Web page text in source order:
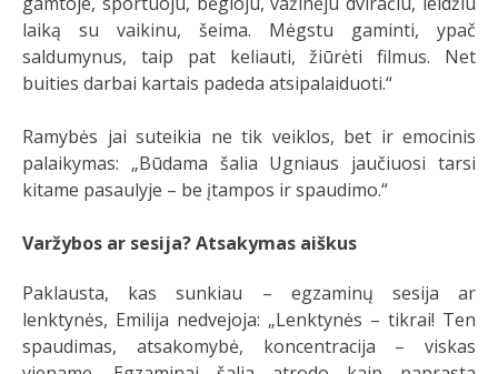
laiką su vaikinu, šeima. Mėgstu gaminti, ypač
saldumynus, taip pat keliauti, žiūrėti filmus. Net
buities darbai kartais padeda atsipalaiduoti.“
Ramybės jai suteikia ne tik veiklos, bet ir emocinis
palaikymas: „Būdama šalia Ugniaus jaučiuosi tarsi
kitame pasaulyje – be įtampos ir spaudimo.“
Varžybos ar sesija? Atsakymas aiškus
Paklausta, kas sunkiau – egzaminų sesija ar
lenktynės, Emilija nedvejoja: „Lenktynės – tikrai! Ten
spaudimas, atsakomybė, koncentracija – viskas